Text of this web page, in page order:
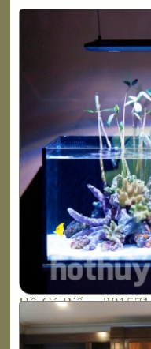
Hồ Cá Biển - 201571